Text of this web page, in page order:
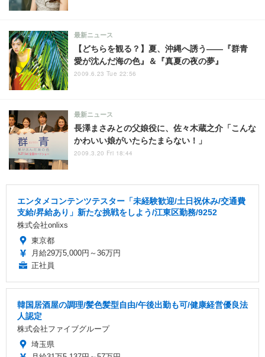
【どちらを観る？】夏、沖縄へ誘う——『群青
愛が沈んだ海の色』＆『真夏の夜の夢』
最新ニュース
2009.6.23 Tue 22:56
長澤まさみとの父娘役に、佐々木蔵之介「こんな
かわいい娘がいたらたまらない！」
最新ニュース
2009.3.20 Fri 18:44
エンタメコンテンツテスター「未経験歓迎/土日祝休み/交通費
支給/昇給あり」新たな挑戦をしよう/江東区勤務/9252
株式会社onlixs
東京都
月給29万5,000円～36万円
正社員
韓国居酒屋の調理/髪色髪型自由/午後出勤も可/健康経営優良法
人認定
株式会社ファイブグループ
埼玉県